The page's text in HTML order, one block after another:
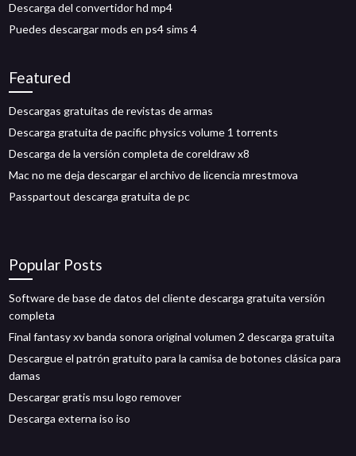
Descarga del convertidor hd mp4
Puedes descargar mods en ps4 sims 4
Featured
Descargas gratuitas de revistas de armas
Descarga gratuita de pacific physics volume 1 torrents
Descarga de la versión completa de coreldraw x8
Mac no me deja descargar el archivo de licencia mrestmova
Passpartout descarga gratuita de pc
Popular Posts
Software de base de datos del cliente descarga gratuita versión
completa
Final fantasy xv banda sonora original volumen 2 descarga gratuita
Descargue el patrón gratuito para la camisa de botones clásica para
damas
Descargar gratis msu logo remover
Descarga externa iso iso